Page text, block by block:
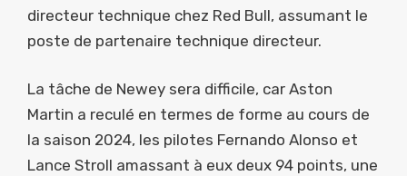
directeur technique chez Red Bull, assumant le
poste de partenaire technique directeur.
La tâche de Newey sera difficile, car Aston
Martin a reculé en termes de forme au cours de
la saison 2024, les pilotes Fernando Alonso et
Lance Stroll amassant à eux deux 94 points, une